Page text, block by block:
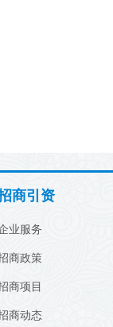
商引资
业服务
商政策
商项目
商动态